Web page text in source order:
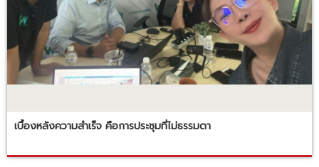
เบื้องหลังความสำเร็จ คือการประชุมที่ไม่ธรรมดา